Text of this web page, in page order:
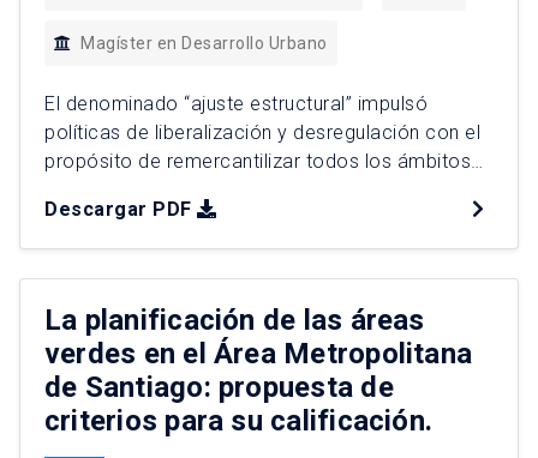
Magíster en Desarrollo Urbano
El denominado “ajuste estructural” impulsó
políticas de liberalización y desregulación con el
propósito de remercantilizar todos los ámbitos
del régimen keynesiano-fordista causadas por el
estancamiento de la tasa de crecimiento de la
economía y la escasa rentabilidad obtenida por
la inversión de los excedentes en el […]
Descargar PDF
La planificación de las áreas
verdes en el Área Metropolitana
de Santiago: propuesta de
criterios para su calificación.